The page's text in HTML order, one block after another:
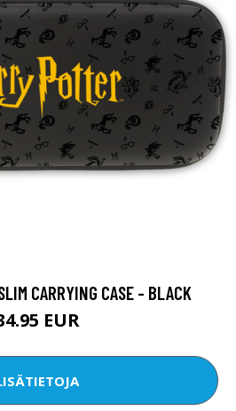
CARRYING CASE - BLACK
EUR